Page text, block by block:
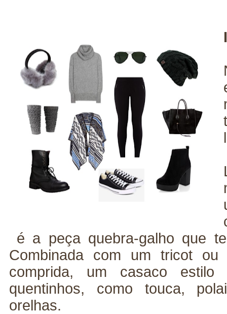
é a peça quebra-galho que
Combinada com um tricot
comprida, um casaco estilo
quentinhos, como touca,
orelhas.